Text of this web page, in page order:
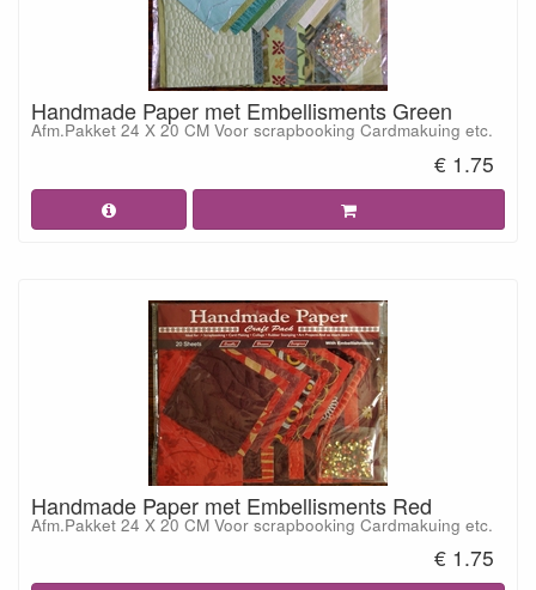
Handmade Paper met Embellisments Green
Afm.Pakket 24 X 20 CM Voor scrapbooking Cardmakuing etc.
€ 1.75
Handmade Paper met Embellisments Red
Afm.Pakket 24 X 20 CM Voor scrapbooking Cardmakuing etc.
€ 1.75